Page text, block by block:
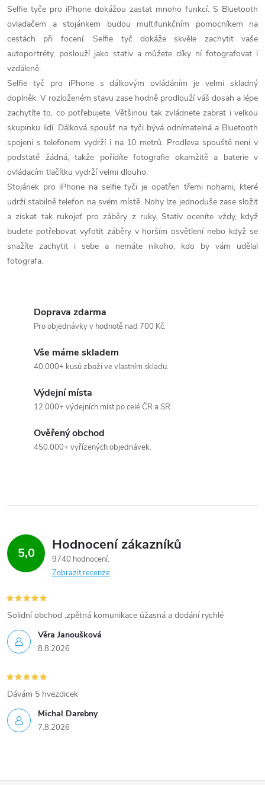
v
l
á
d
a
c
í
p
r
v
k
Selfie tyče pro iPhone dokážou zastat mnoho funkcí. S Bluetooth
ovladačem a stojánkem budou multifunkčním pomocníkem na
cestách při focení. Selfie tyč dokáže skvěle zachytit vaše
autoportréty, poslouží jako stativ a můžete díky ní fotografovat i
vzdáleně.
Selfie tyč pro iPhone s dálkovým ovládáním je velmi skladný
doplněk. V rozloženém stavu zase hodně prodlouží váš dosah a lépe
zachytíte to, co potřebujete. Většinou tak zvládnete zabrat i velkou
skupinku lidí. Dálková spoušť na tyči bývá odnímatelná a Bluetooth
spojení s telefonem vydrží i na 10 metrů. Prodleva spouště není v
podstatě žádná, takže pořídíte fotografie okamžitě a baterie v
ovládacím tlačítku vydrží velmi dlouho.
Stojánek pro iPhone na selfie tyči je opatřen třemi nohami, které
udrží stabilně telefon na svém místě. Nohy lze jednoduše zase složit
a získat tak rukojeť pro záběry z ruky. Stativ oceníte vždy, když
budete potřebovat vyfotit záběry v horším osvětlení nebo když se
snažíte zachytit i sebe a nemáte nikoho, kdo by vám udělal
fotografa.
Doprava zdarma
Pro objednávky v hodnotě nad 700 Kč.
Vše máme skladem
40.000+ kusů zboží ve vlastním skladu.
Výdejní místa
12.000+ výdejních míst po celé ČR a SR.
Ověřený obchod
450.000+ vyřízených objednávek.
5,0 Hodnocení zákazníků
9740 hodnocení
Zobrazit recenze
Věra Janoušková
8.8.2026
Solidní obchod ,zpětná komunikace úžasná a dodání rychlé
Michal Darebny
7.8.2026
Dávám 5 hvezdicek